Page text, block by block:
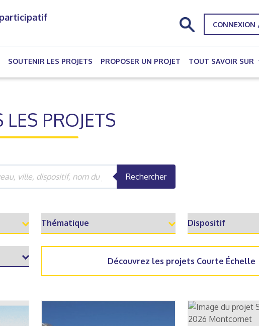
CONNEXION
SOUTENIR LES PROJETS PROPOSER UN PROJET TOUT SAVOIR SUR
PROJETS
Rechercher
Découvrez les projets Courte Échelle